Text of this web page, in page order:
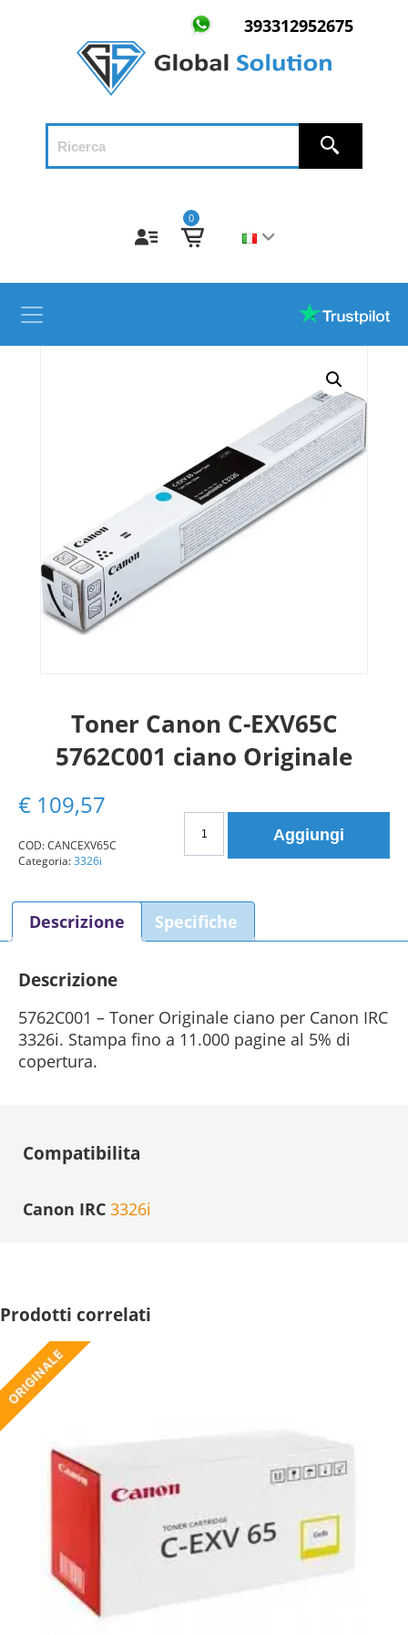
393312952675
0
Toner Canon C-EXV65C
5762C001 ciano Originale
€ 109,57
Canon
5762C001
ciano
Aggiungi
COD:CANCEXV65C
Categoria:3326i
Descrizione Specifiche
Descrizione
5762C001 – Toner Originale ciano per Canon IRC
3326i. Stampa fino a 11.000 pagine al 5% di
copertura.
Compatibilita
Canon IRC 3326i
Prodotti correlati